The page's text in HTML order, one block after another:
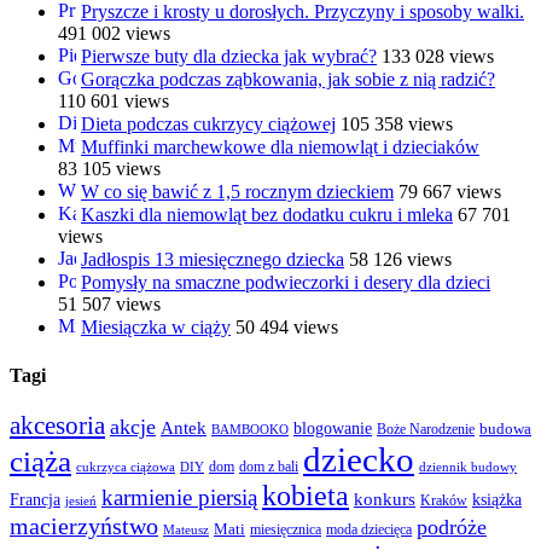
Pryszcze i krosty u dorosłych. Przyczyny i sposoby walki.
491 002 views
Pierwsze buty dla dziecka jak wybrać? 133 028 views
Gorączka podczas ząbkowania, jak sobie z nią radzić?
110 601 views
Dieta podczas cukrzycy ciążowej 105 358 views
Muffinki marchewkowe dla niemowląt i dzieciaków
83 105 views
W co się bawić z 1,5 rocznym dzieckiem 79 667 views
Kaszki dla niemowląt bez dodatku cukru i mleka 67 701
views
Jadłospis 13 miesięcznego dziecka 58 126 views
Pomysły na smaczne podwieczorki i desery dla dzieci
51 507 views
Miesiączka w ciąży 50 494 views
Tagi
akcesoria akcje Antek BAMBOOKO blogowanie Boże Narodzenie budowa
ciąża cukrzyca ciążowa DIY dom dom z bali dziecko dziennik budowy
Francja jesień karmienie piersiąkobieta konkurs Kraków książka
macierzyństwo Mateusz Mati miesięcznica moda dziecięca podróże